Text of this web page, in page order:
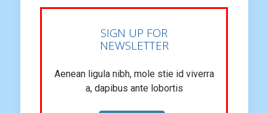
SIGN UP FOR
NEWSLETTER
Aenean ligula nibh, mole stie id viverra
a, dapibus ante lobortis